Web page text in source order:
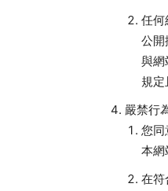
任何
公開
與網
規定
嚴禁行
您同
本網
在符